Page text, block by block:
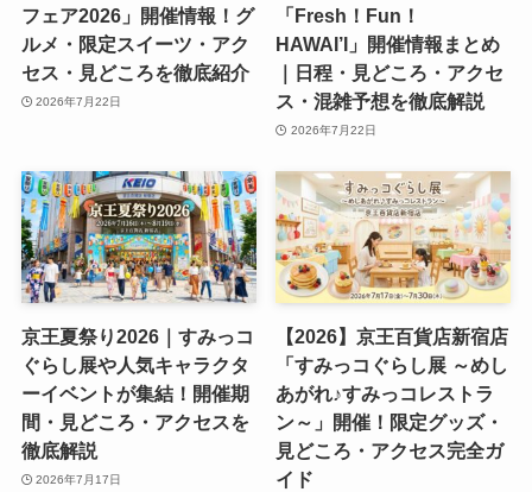
フェア2026」開催情報！グ
ルメ・限定スイーツ・アク
セス・見どころを徹底紹介
2026年7月22日
「Fresh！Fun！
HAWAI’I」開催情報まとめ
｜日程・見どころ・アクセ
ス・混雑予想を徹底解説
2026年7月22日
京王夏祭り2026｜すみっコ
ぐらし展や人気キャラクタ
ーイベントが集結！開催期
間・見どころ・アクセスを
徹底解説
2026年7月17日
【2026】京王百貨店新宿店
「すみっコぐらし展 ～めし
あがれ♪すみっコレストラ
ン～」開催！限定グッズ・
見どころ・アクセス完全ガ
イド